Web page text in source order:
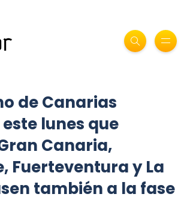
de Canarias
lunes que
Canaria,
Fuerteventura y La
también a la fase